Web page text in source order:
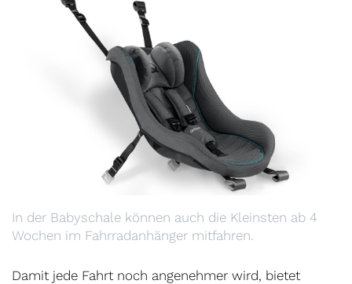
Damit jede Fahrt noch angenehmer wird, bietet
In der Babyschale können auch die Kleinsten ab 4
Wochen im Fahrradanhänger mitfahren.